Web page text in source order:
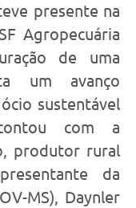
presente na
Agropecuária
de uma
um avanço
sustentável
com a
produtor rural
da
MS), Daynler